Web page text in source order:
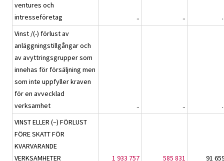
ventures och
intresseföretag
.. ..
Vinst /(-) förlust av
anläggningstillgångar och
av avyttringsgrupper som
innehas för försäljning men
som inte uppfyller kraven
för en avvecklad
verksamhet
.. ..
VINST ELLER (–) FÖRLUST
FÖRE SKATT FÖR
KVARVARANDE
VERKSAMHETER
1 933 757 585 831 91